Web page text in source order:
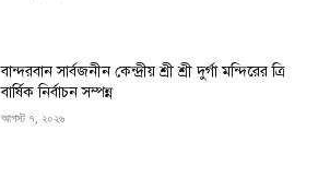
বান্দরবান সার্বজনীন কেন্দ্রীয় শ্রী শ্রী দুর্গা মন্দিরের ত্রি
বার্ষিক নির্বাচন সম্পন্ন
আগস্ট ৭, ২০২৬